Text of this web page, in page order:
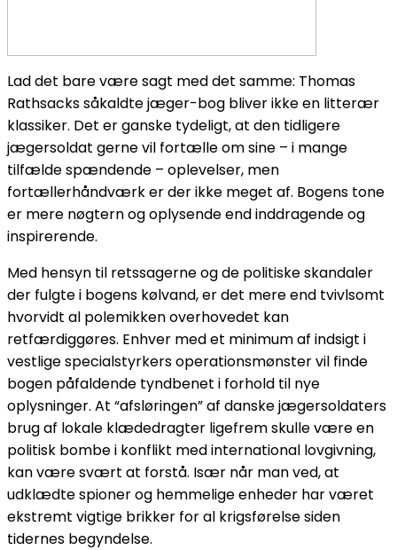
Lad det bare være sagt med det samme: Thomas
Rathsacks såkaldte jæger-bog bliver ikke en litterær
klassiker. Det er ganske tydeligt, at den tidligere
jægersoldat gerne vil fortælle om sine – i mange
tilfælde spændende – oplevelser, men
fortællerhåndværk er der ikke meget af. Bogens tone
er mere nøgtern og oplysende end inddragende og
inspirerende.
Med hensyn til retssagerne og de politiske skandaler
der fulgte i bogens kølvand, er det mere end tvivlsomt
hvorvidt al polemikken overhovedet kan
retfærdiggøres. Enhver med et minimum af indsigt i
vestlige specialstyrkers operationsmønster vil finde
bogen påfaldende tyndbenet i forhold til nye
oplysninger. At “afsløringen” af danske jægersoldaters
brug af lokale klædedragter ligefrem skulle være en
politisk bombe i konflikt med international lovgivning,
kan være svært at forstå. Især når man ved, at
udklædte spioner og hemmelige enheder har været
ekstremt vigtige brikker for al krigsførelse siden
tidernes begyndelse.